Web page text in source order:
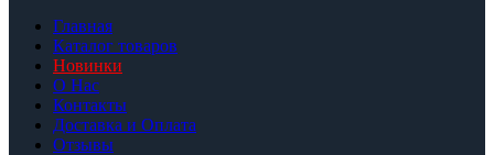
Главная
Каталог товаров
Новинки
О Нас
Контакты
Доставка и Оплата
Отзывы